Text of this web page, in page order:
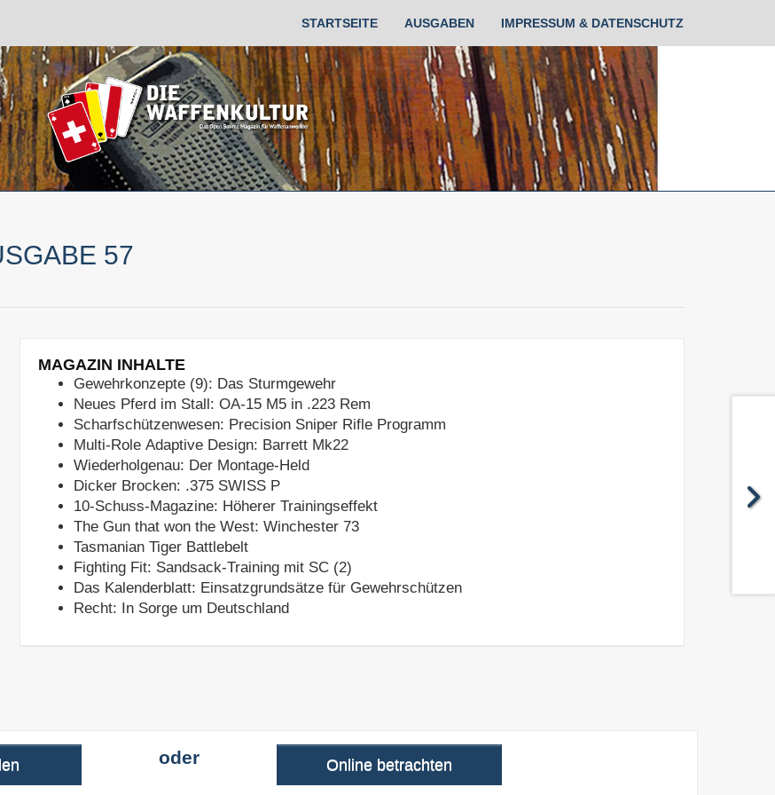
STARTSEITE AUSGABEN IMPRESSUM & DATENSCHUTZ
57
MAGAZIN INHALTE
Gewehrkonzepte (9): Das Sturmgewehr
Neues Pferd im Stall: OA-15 M5 in .223 Rem
Scharfschützenwesen: Precision Sniper Rifle Programm
Multi-Role Adaptive Design: Barrett Mk22
Wiederholgenau: Der Montage-Held
Dicker Brocken: .375 SWISS P
10-Schuss-Magazine: Höherer Trainingseffekt
The Gun that won the West: Winchester 73
Tasmanian Tiger Battlebelt
Fighting Fit: Sandsack-Training mit SC (2)
Das Kalenderblatt: Einsatzgrundsätze für Gewehrschützen
Recht: In Sorge um Deutschland
oder Online betrachten